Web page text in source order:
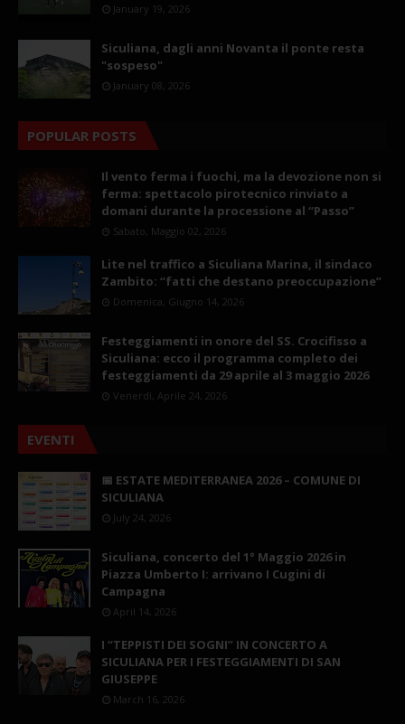
January 19, 2026
Siculiana, dagli anni Novanta il ponte resta
"sospeso"
January 08, 2026
POPULAR POSTS
Il vento ferma i fuochi, ma la devozione non si
ferma: spettacolo pirotecnico rinviato a
domani durante la processione al “Passo”
Sabato, Maggio 02, 2026
Lite nel traffico a Siculiana Marina, il sindaco
Zambito: “fatti che destano preoccupazione”
Domenica, Giugno 14, 2026
Festeggiamenti in onore del SS. Crocifisso a
Siculiana: ecco il programma completo dei
festeggiamenti da 29 aprile al 3 maggio 2026
Venerdì, Aprile 24, 2026
EVENTI
📅 ESTATE MEDITERRANEA 2026 – COMUNE DI
SICULIANA
July 24, 2026
Siculiana, concerto del 1° Maggio 2026 in
Piazza Umberto I: arrivano I Cugini di
Campagna
April 14, 2026
I “TEPPISTI DEI SOGNI” IN CONCERTO A
SICULIANA PER I FESTEGGIAMENTI DI SAN
GIUSEPPE
March 16, 2026